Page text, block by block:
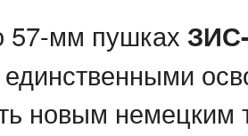
57-мм пушках
новым